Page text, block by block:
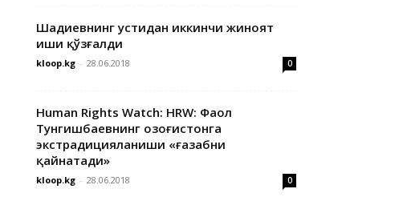
Шадиевнинг устидан иккинчи жиноят
иши қўзғалди
kloop.kg - 28.06.2018 0
Human Rights Watch: HRW: Фаол
Тунгишбаевнинг Қозоғистонга
экстрадицияланиши «ғазабни
қайнатади»
kloop.kg - 28.06.2018 0